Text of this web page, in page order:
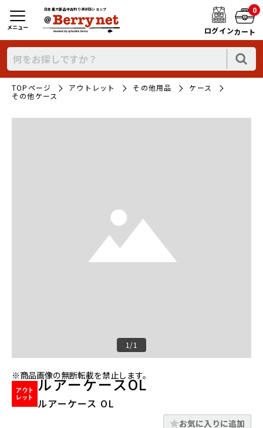
日本最大新品中古釣り具WEBショップ
ログイン
0
カート
メニュー
TOPページ アウトレット その他用品
ケース
その他ケース
1/1
※商品画像の無断転載を禁止します。
ルアーケースOL
ルアーケース OL
お気に入りに追加